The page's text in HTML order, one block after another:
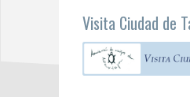
Visita Ciudad de